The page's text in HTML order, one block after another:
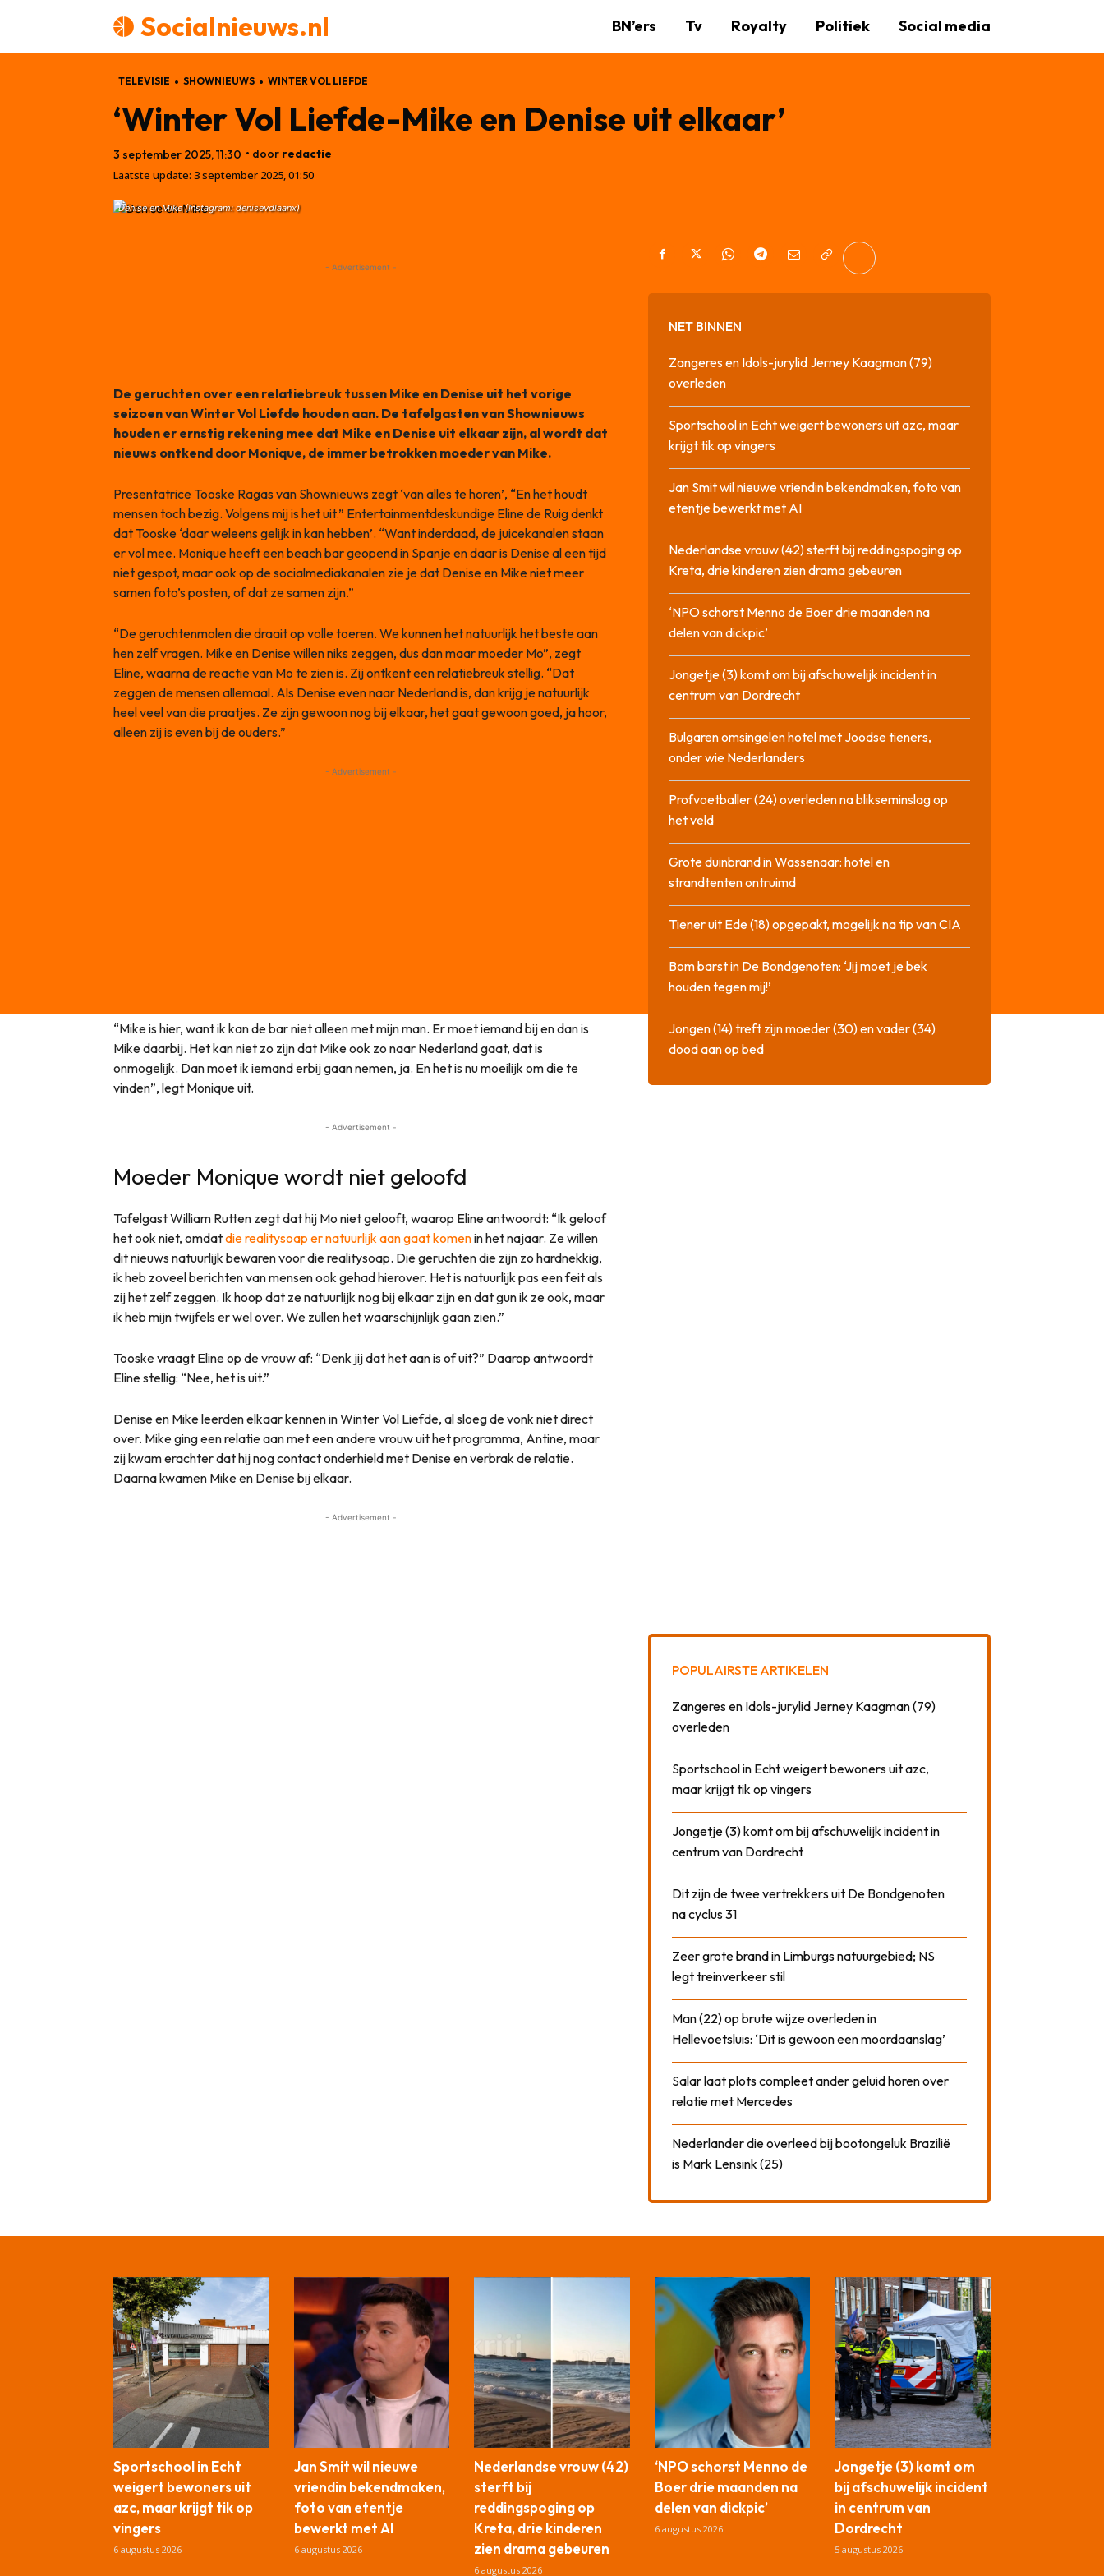
Socialnieuws.nl BN’ers Tv Royalty Politiek Social media
TELEVISIE SHOWNIEUWS WINTER VOL LIEFDE
‘Winter Vol Liefde-Mike en Denise uit elkaar’
3 september 2025, 11:30 • door redactie
Laatste update: 3 september 2025, 01:50
Denise en Mike (Instagram: denisevdlaanx)
- Advertisement -
De geruchten over een relatiebreuk tussen Mike en Denise uit het vorige
seizoen van Winter Vol Liefde houden aan. De tafelgasten van Shownieuws
houden er ernstig rekening mee dat Mike en Denise uit elkaar zijn, al wordt dat
nieuws ontkend door Monique, de immer betrokken moeder van Mike.
Presentatrice Tooske Ragas van Shownieuws zegt ‘van alles te horen’, “En het houdt
mensen toch bezig. Volgens mij is het uit.” Entertainmentdeskundige Eline de Ruig denkt
dat Tooske ‘daar weleens gelijk in kan hebben’. “Want inderdaad, de juicekanalen staan
er vol mee. Monique heeft een beach bar geopend in Spanje en daar is Denise al een tijd
niet gespot, maar ook op de socialmediakanalen zie je dat Denise en Mike niet meer
samen foto’s posten, of dat ze samen zijn.”
“De geruchtenmolen die draait op volle toeren. We kunnen het natuurlijk het beste aan
hen zelf vragen. Mike en Denise willen niks zeggen, dus dan maar moeder Mo”, zegt
Eline, waarna de reactie van Mo te zien is. Zij ontkent een relatiebreuk stellig. “Dat
zeggen de mensen allemaal. Als Denise even naar Nederland is, dan krijg je natuurlijk
heel veel van die praatjes. Ze zijn gewoon nog bij elkaar, het gaat gewoon goed, ja hoor,
alleen zij is even bij de ouders.”
- Advertisement -
“Mike is hier, want ik kan de bar niet alleen met mijn man. Er moet iemand bij en dan is
Mike daarbij. Het kan niet zo zijn dat Mike ook zo naar Nederland gaat, dat is
onmogelijk. Dan moet ik iemand erbij gaan nemen, ja. En het is nu moeilijk om die te
vinden”, legt Monique uit.
- Advertisement -
Moeder Monique wordt niet geloofd
Tafelgast William Rutten zegt dat hij Mo niet gelooft, waarop Eline antwoordt: “Ik geloof
het ook niet, omdatdie realitysoap er natuurlijk aan gaat komenin het najaar. Ze willen
dit nieuws natuurlijk bewaren voor die realitysoap. Die geruchten die zijn zo hardnekkig,
ik heb zoveel berichten van mensen ook gehad hierover. Het is natuurlijk pas een feit als
zij het zelf zeggen. Ik hoop dat ze natuurlijk nog bij elkaar zijn en dat gun ik ze ook, maar
ik heb mijn twijfels er wel over. We zullen het waarschijnlijk gaan zien.”
Tooske vraagt Eline op de vrouw af: “Denk jij dat het aan is of uit?” Daarop antwoordt
Eline stellig: “Nee, het is uit.”
Denise en Mike leerden elkaar kennen in Winter Vol Liefde, al sloeg de vonk niet direct
over. Mike ging een relatie aan met een andere vrouw uit het programma, Antine, maar
zij kwam erachter dat hij nog contact onderhield met Denise en verbrak de relatie.
Daarna kwamen Mike en Denise bij elkaar.
- Advertisement -
NET BINNEN
Zangeres en Idols-jurylid Jerney Kaagman (79)
overleden
Sportschool in Echt weigert bewoners uit azc, maar
krijgt tik op vingers
Jan Smit wil nieuwe vriendin bekendmaken, foto van
etentje bewerkt met AI
Nederlandse vrouw (42) sterft bij reddingspoging op
Kreta, drie kinderen zien drama gebeuren
‘NPO schorst Menno de Boer drie maanden na
delen van dickpic’
Jongetje (3) komt om bij afschuwelijk incident in
centrum van Dordrecht
Bulgaren omsingelen hotel met Joodse tieners,
onder wie Nederlanders
Profvoetballer (24) overleden na blikseminslag op
het veld
Grote duinbrand in Wassenaar: hotel en
strandtenten ontruimd
Tiener uit Ede (18) opgepakt, mogelijk na tip van CIA
Bom barst in De Bondgenoten: ‘Jij moet je bek
houden tegen mij!’
Jongen (14) treft zijn moeder (30) en vader (34)
dood aan op bed
POPULAIRSTE ARTIKELEN
Zangeres en Idols-jurylid Jerney Kaagman (79)
overleden
Sportschool in Echt weigert bewoners uit azc,
maar krijgt tik op vingers
Jongetje (3) komt om bij afschuwelijk incident in
centrum van Dordrecht
Dit zijn de twee vertrekkers uit De Bondgenoten
na cyclus 31
Zeer grote brand in Limburgs natuurgebied; NS
legt treinverkeer stil
Man (22) op brute wijze overleden in
Hellevoetsluis: ‘Dit is gewoon een moordaanslag’
Salar laat plots compleet ander geluid horen over
relatie met Mercedes
Nederlander die overleed bij bootongeluk Brazilië
is Mark Lensink (25)
Sportschool in Echt
weigert bewoners uit
azc, maar krijgt tik op
vingers
6 augustus 2026
Jan Smit wil nieuwe
vriendin bekendmaken,
foto van etentje
bewerkt met AI
6 augustus 2026
Nederlandse vrouw (42)
sterft bij
reddingspoging op
Kreta, drie kinderen
zien drama gebeuren
6 augustus 2026
‘NPO schorst Menno de
Boer drie maanden na
delen van dickpic’
6 augustus 2026
Jongetje (3) komt om
bij afschuwelijk incident
in centrum van
Dordrecht
5 augustus 2026